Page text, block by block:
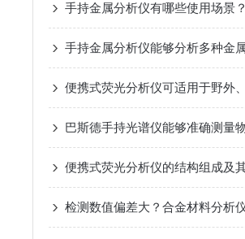
手持金属分析仪有哪些使用场景？